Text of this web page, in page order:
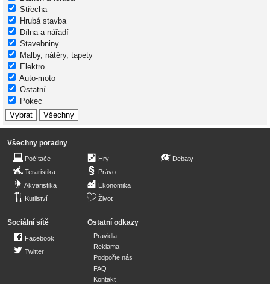
Střecha
Hrubá stavba
Dílna a nářadí
Stavebniny
Malby, nátěry, tapety
Elektro
Auto-moto
Ostatní
Pokec
Všechny poradny
Počítače
Teraristika
Akvaristika
Kutilství
Hry
Právo
Ekonomika
Život
Debaty
Sociální sítě
Facebook
Twitter
Ostatní odkazy
Pravidla
Reklama
Podpořte nás
FAQ
Kontakt